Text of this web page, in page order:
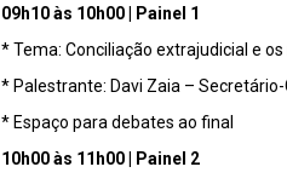
09h10às 10h00 | Painel 1
* Tema: Conciliação extrajudicial e
* Palestrante: Davi Zaia – Secretário-
* Espaço para debates ao final
10h00 às 11h00 | Painel 2